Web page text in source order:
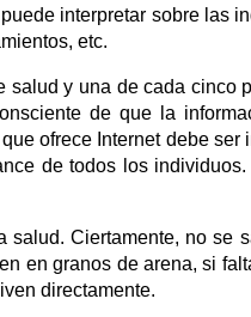
interpretar sobre las
etc.
salud y una de cada cinco
de que la
ofrece Internet debe ser
de todos los individuos.
salud. Ciertamente, no se
en granos de arena, si
directamente.